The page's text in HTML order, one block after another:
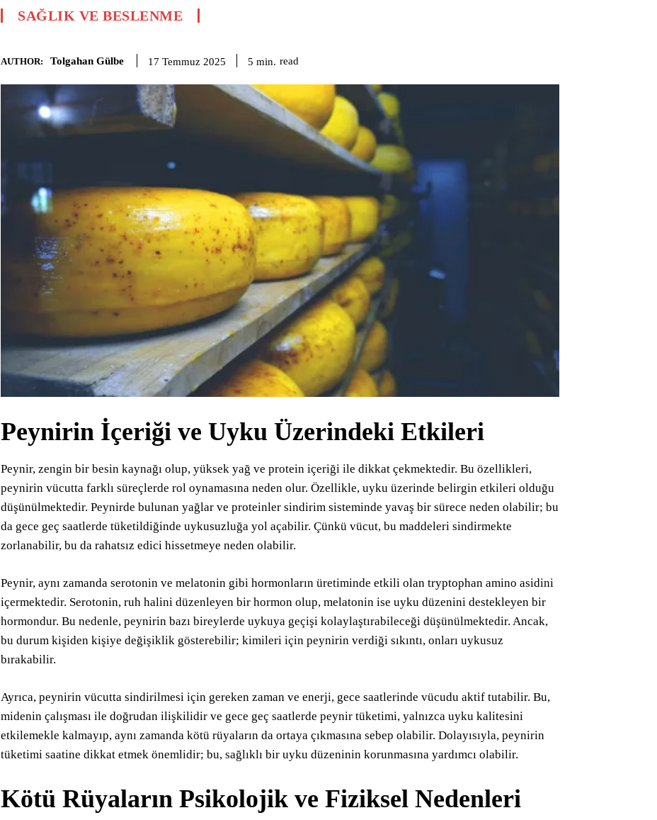
SAĞLIK VE BESLENME
AUTHOR: Tolgahan Gülbe 17 Temmuz 2025 5 min. read
Peynirin İçeriği ve Uyku Üzerindeki Etkileri
Peynir, zengin bir besin kaynağı olup, yüksek yağ ve protein içeriği ile dikkat çekmektedir. Bu özellikleri,
peynirin vücutta farklı süreçlerde rol oynamasına neden olur. Özellikle, uyku üzerinde belirgin etkileri olduğu
düşünülmektedir. Peynirde bulunan yağlar ve proteinler sindirim sisteminde yavaş bir sürece neden olabilir; bu
da gece geç saatlerde tüketildiğinde uykusuzluğa yol açabilir. Çünkü vücut, bu maddeleri sindirmekte
zorlanabilir, bu da rahatsız edici hissetmeye neden olabilir.
Peynir, aynı zamanda serotonin ve melatonin gibi hormonların üretiminde etkili olan tryptophan amino asidini
içermektedir. Serotonin, ruh halini düzenleyen bir hormon olup, melatonin ise uyku düzenini destekleyen bir
hormondur. Bu nedenle, peynirin bazı bireylerde uykuya geçişi kolaylaştırabileceği düşünülmektedir. Ancak,
bu durum kişiden kişiye değişiklik gösterebilir; kimileri için peynirin verdiği sıkıntı, onları uykusuz
bırakabilir.
Ayrıca, peynirin vücutta sindirilmesi için gereken zaman ve enerji, gece saatlerinde vücudu aktif tutabilir. Bu,
midenin çalışması ile doğrudan ilişkilidir ve gece geç saatlerde peynir tüketimi, yalnızca uyku kalitesini
etkilemekle kalmayıp, aynı zamanda kötü rüyaların da ortaya çıkmasına sebep olabilir. Dolayısıyla, peynirin
tüketimi saatine dikkat etmek önemlidir; bu, sağlıklı bir uyku düzeninin korunmasına yardımcı olabilir.
Kötü Rüyaların Psikolojik ve Fiziksel Nedenleri